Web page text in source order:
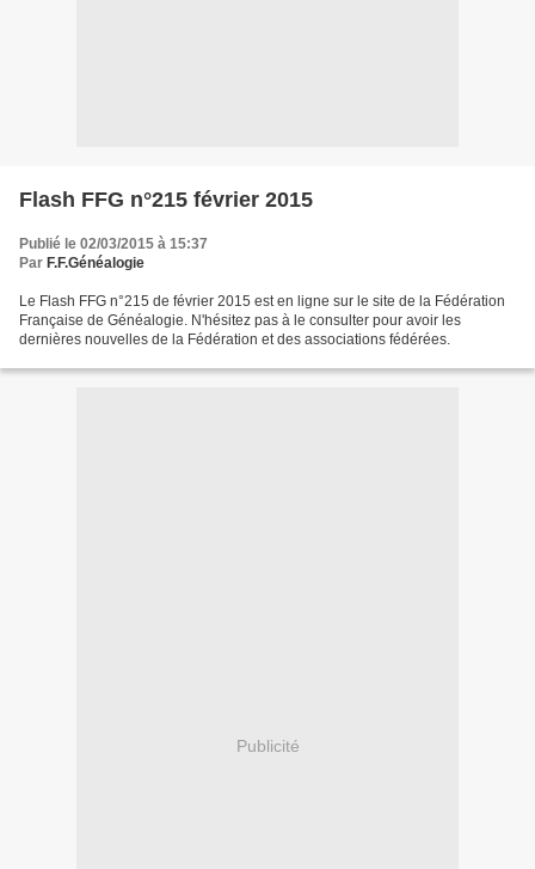
Flash FFG n°215 février 2015
Publié le 02/03/2015 à 15:37
Par F.F.Généalogie
Le Flash FFG n°215 de février 2015 est en ligne sur le site de la Fédération
Française de Généalogie. N'hésitez pas à le consulter pour avoir les
dernières nouvelles de la Fédération et des associations fédérées.
Publicité